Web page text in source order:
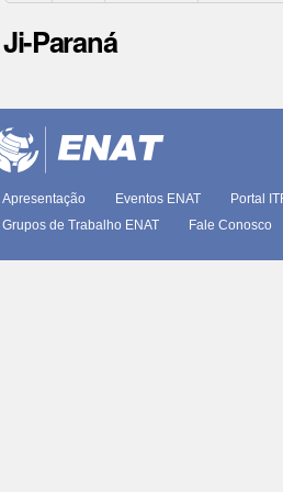
Ji-Paraná
documento
Apresentação Eventos ENAT Portal
Grupos de Trabalho ENAT
Fale Conosco